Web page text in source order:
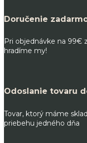
Doručenie
Pri objednávke na 99€
hradíme my!
Odoslanie tovaru
Tovar, ktorý máme
priebehu jedného dňa